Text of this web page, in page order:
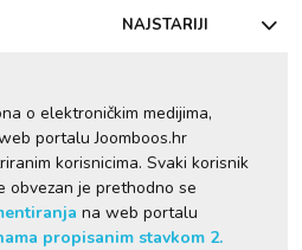
NAJSTARIJI
o elektroničkim medijima,
portalu Joomboos.hr
korisnicima. Svaki korisnik
obvezan je prethodno se
na web portalu
propisanim stavkom 2.